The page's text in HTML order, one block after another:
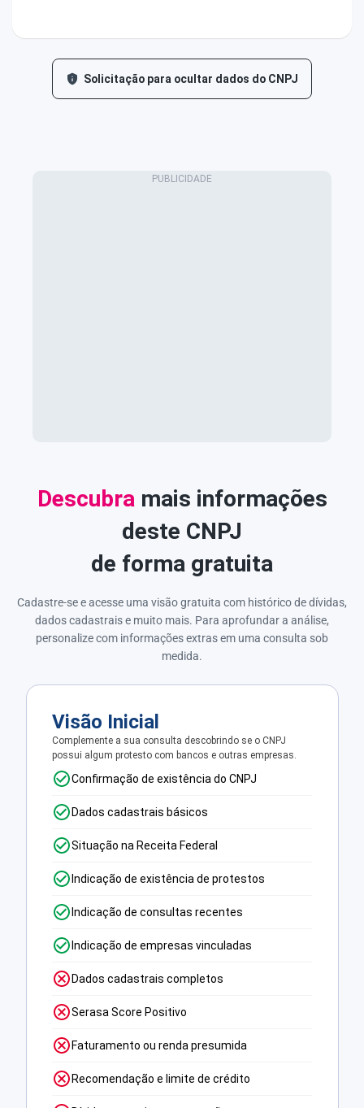
Solicitação para ocultar dados do CNPJ
Descubra mais informações
deste CNPJ
de forma gratuita
Cadastre-se e acesse uma visão gratuita com histórico de dívidas,
dados cadastrais e muito mais. Para aprofundar a análise,
personalize com informações extras em uma consulta sob
medida.
Visão Inicial
Complemente a sua consulta descobrindo se o CNPJ
possui algum protesto com bancos e outras empresas.
Confirmação de existência do CNPJ
Dados cadastrais básicos
Situação na Receita Federal
Indicação de existência de protestos
Indicação de consultas recentes
Indicação de empresas vinculadas
Dados cadastrais completos
Serasa Score Positivo
Faturamento ou renda presumida
Recomendação e limite de crédito